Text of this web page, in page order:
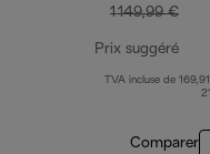
1 149,99 €
Prix suggéré
TVA incluse de
Comparer